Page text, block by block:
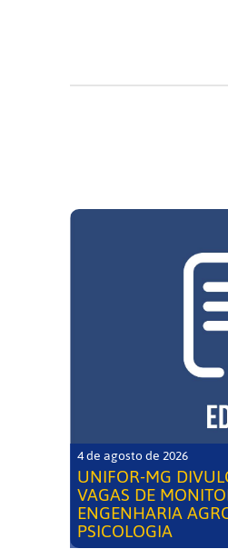
4 de agosto de 2026
UNIFOR-MG
VAGAS DE
ENGENHARIA
PSICOLOGIA